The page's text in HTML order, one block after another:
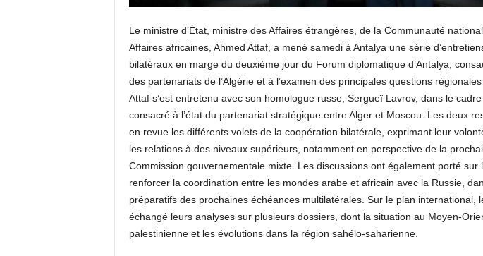
Le ministre d’État, ministre des Affaires étrangères, de la Communauté
Affaires africaines, Ahmed Attaf, a mené samedi à Antalya une série
bilatéraux en marge du deuxième jour du Forum diplomatique d’Antalya,
des partenariats de l’Algérie et à l’examen des principales questions
Attaf s’est entretenu avec son homologue russe, Sergueï Lavrov, dans le cadre
consacré à l’état du partenariat stratégique entre Alger et Moscou. Les deux
en revue les différents volets de la coopération bilatérale, exprimant leur
les relations à des niveaux supérieurs, notamment en perspective de la
Commission gouvernementale mixte. Les discussions ont également porté sur
renforcer la coordination entre les mondes arabe et africain avec la Russie,
préparatifs des prochaines échéances multilatérales. Sur le plan international,
échangé leurs analyses sur plusieurs dossiers, dont la situation au Moyen-
palestinienne et les évolutions dans la région sahélo-saharienne.